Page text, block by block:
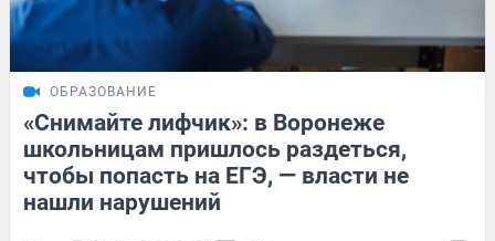
ОБРАЗОВАНИЕ
«Снимайте лифчик»: в Воронеже
школьницам пришлось раздеться,
чтобы попасть на ЕГЭ, — власти не
нашли нарушений